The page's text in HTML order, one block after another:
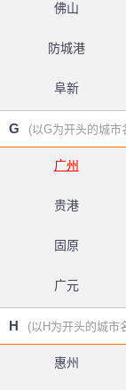
佛山
防城港
阜新
G (以G为开头的城市
广州
贵港
固原
广元
H (以H为开头的城市
惠州